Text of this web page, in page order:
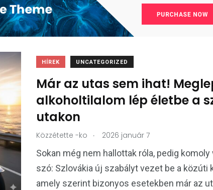
HÍREK UNCATEGORIZED
Már az utas sem ihat!
alkoholtilalom lép életbe a
utakon
Közzétette -ko . 2026 január 7
Sokan még nem hallottak róla, pedig
szó: Szlovákia új szabályt vezet be a közúti
amely szerint bizonyos esetekben már az